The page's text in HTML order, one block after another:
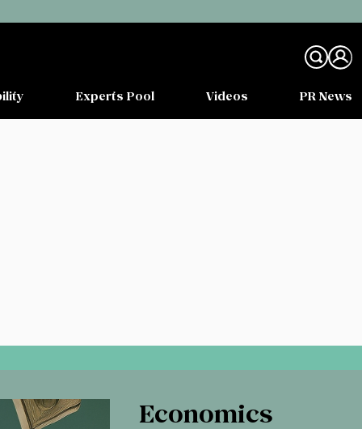
Experts Pool Videos PR News
Economics